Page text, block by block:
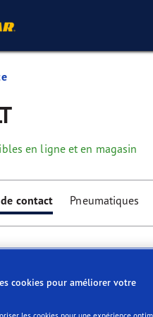
en ligne et en magasin
contact Pneumatiques
cookies pour améliorer votre